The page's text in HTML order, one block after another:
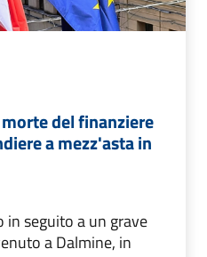
del finanziere
a mezz'asta in
in seguito a un grave
a Dalmine, in